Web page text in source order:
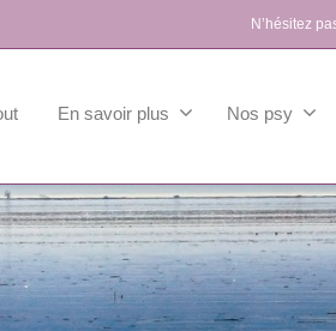
N’hésitez
En savoir plus Nos psy